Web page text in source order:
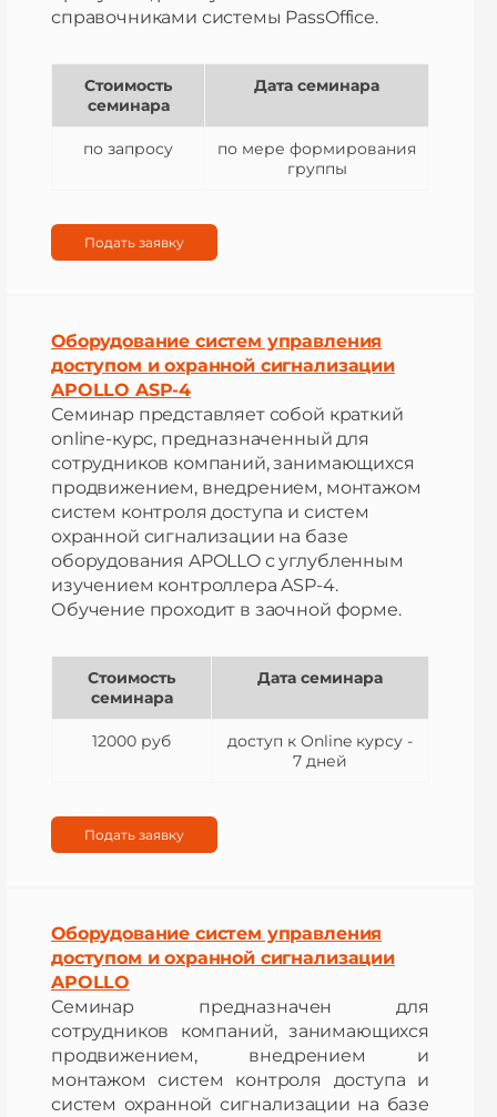
справочниками системы PassOffice.
Стоимость
семинара
Дата семинара
по запросу
по мере формирования
группы
Подать заявку
Оборудование систем управления
доступом и охранной сигнализации
APOLLO ASP-4
Семинар представляет собой краткий
online-курс, предназначенный для
сотрудников компаний, занимающихся
продвижением, внедрением, монтажом
систем контроля доступа и систем
охранной сигнализации на базе
оборудования APOLLO с углубленным
изучением контроллера ASP-4.
Обучение проходит в заочной форме.
Стоимость
семинара
Дата семинара
12000 руб
доступ к Оnline курсу -
7 дней
Подать заявку
Оборудование систем управления
доступом и охранной сигнализации
APOLLO
Семинар предназначен для
сотрудников компаний, занимающихся
продвижением, внедрением и
монтажом систем контроля доступа и
систем охранной сигнализации на базе